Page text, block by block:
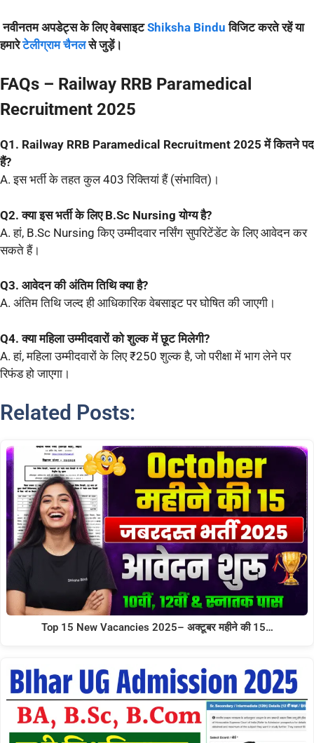
नवीनतम अपडेट्स के लिए वेबसाइटShiksha Bindu विजिट करते रहें या
हमारेटेलीग्राम चैनल से जुड़ें।
FAQs – Railway RRB Paramedical
Recruitment 2025
Q1. Railway RRB Paramedical Recruitment 2025 में कितने पद
हैं?
A. इस भर्ती के तहत कुल 403 रिक्तियां हैं (संभावित)।
Q2. क्या इस भर्ती के लिए B.Sc Nursing योग्य है?
A. हां, B.Sc Nursing किए उम्मीदवार नर्सिंग सुपरिटेंडेंट के लिए आवेदन कर
सकते हैं।
Q3. आवेदन की अंतिम तिथि क्या है?
A. अंतिम तिथि जल्द ही आधिकारिक वेबसाइट पर घोषित की जाएगी।
Q4. क्या महिला उम्मीदवारों को शुल्क में छूट मिलेगी?
A. हां, महिला उम्मीदवारों के लिए ₹250 शुल्क है, जो परीक्षा में भाग लेने पर
रिफंड हो जाएगा।
Related Posts:
Top 15 New Vacancies 2025– अक्टूबर महीने की 15…